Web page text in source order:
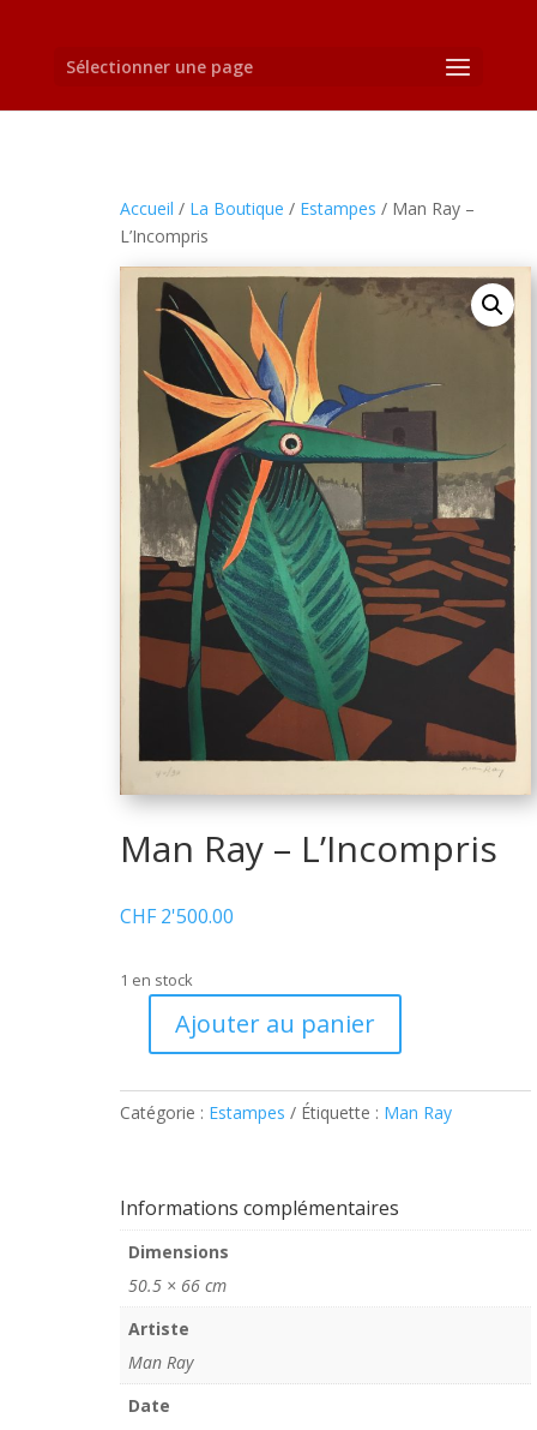
Sélectionner une page
Accueil / La Boutique / Estampes / Man Ray –
L’Incompris
Man Ray – L’Incompris
CHF 2'500.00
1 en stock
quantité
Man
Ray
Ajouter au panier
Catégorie : Estampes Étiquette : Man Ray
Informations complémentaires
Dimensions
50.5 × 66 cm
Artiste
Man Ray
Date